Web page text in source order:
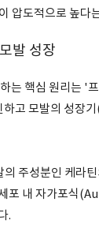
압도적으로 높다
발 성장
는 핵심 원리는 '
고 모발의 성장
주성분인 케라
포 내 자가포식
.